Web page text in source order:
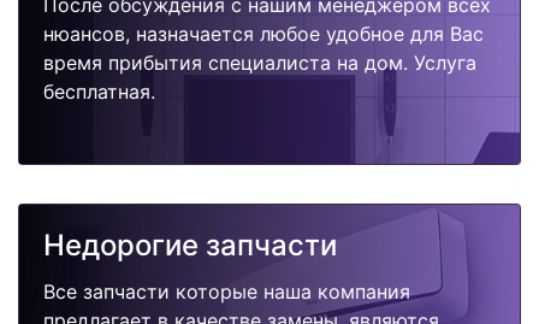
нюансов, назначается любое удобное для Вас
время прибытия специалиста на дом. Услуга
бесплатная.
Недорогие запчасти
Все запчасти которые наша компания